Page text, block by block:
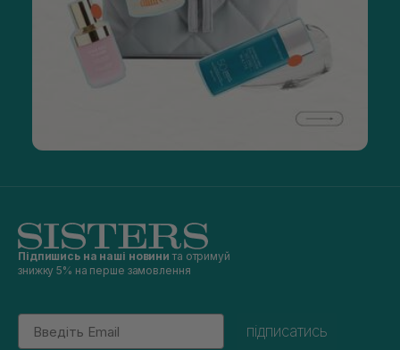
Підпишись на наші новини та отримуй
знижку 5% на перше замовлення
Email
підписатись